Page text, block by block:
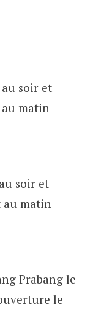
soir et
matin
soir et
matin
Prabang le
le